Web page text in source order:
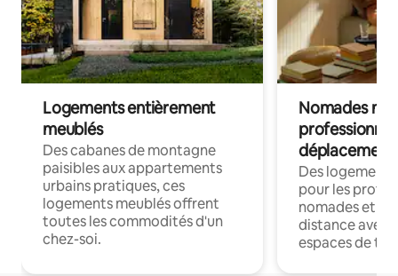
Logements entièrement
meublés
Des cabanes de montagne
paisibles aux appartements
urbains pratiques, ces
logements meublés offrent
toutes les commodités d'un
chez-soi.
Nomades
déplacement
Des
pour les
nomades et
distance avec
espaces de